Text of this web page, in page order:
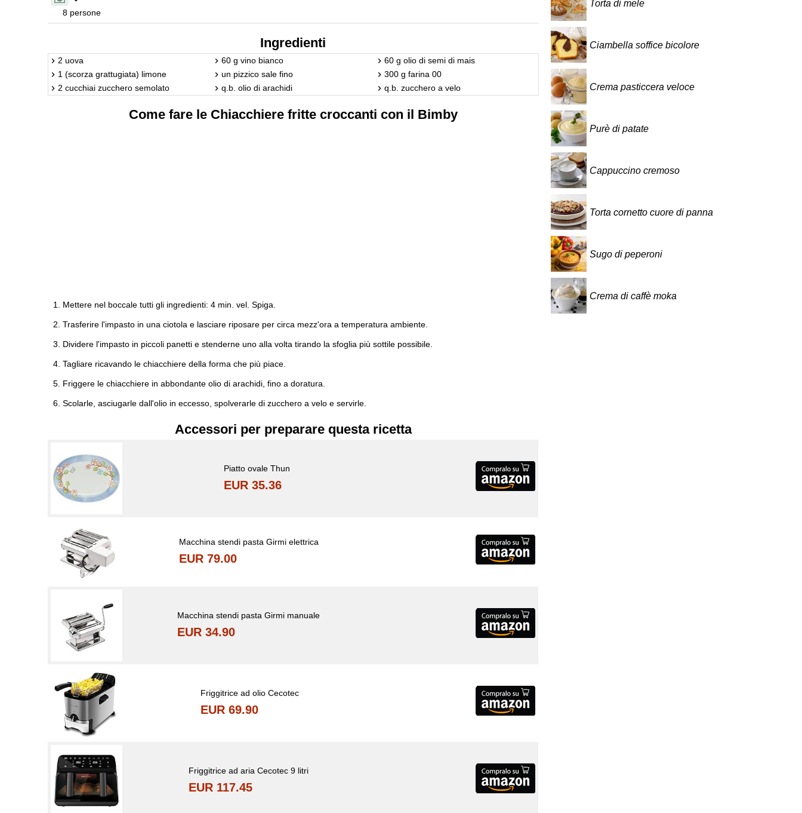
8 persone
Ingredienti
2 uova 60 g vino bianco
60 g olio di semi di mais
1 (scorza grattugiata) limone
un pizzico sale fino
300 g farina 00
2 cucchiai zucchero semolato
q.b. olio di arachidi q.b. zucchero a velo
Come fare le Chiacchiere fritte croccanti con il Bimby
Mettere nel boccale tutti gli ingredienti: 4 min. vel. Spiga.
Trasferire l'impasto in una ciotola e lasciare riposare per circa mezz'ora a temperatura ambiente.
Dividere l'impasto in piccoli panetti e stenderne uno alla volta tirando la sfoglia più sottile possibile.
Tagliare ricavando le chiacchiere della forma che più piace.
Friggere le chiacchiere in abbondante olio di arachidi, fino a doratura.
Scolarle, asciugarle dall'olio in eccesso, spolverarle di zucchero a velo e servirle.
Accessori per preparare questa ricetta
Piatto ovale Thun
EUR 35.36
Macchina stendi pasta Girmi elettrica
EUR 79.00
Macchina stendi pasta Girmi manuale
EUR 34.90
Friggitrice ad olio Cecotec
EUR 69.90
Friggitrice ad aria Cecotec 9 litri
EUR 117.45
Torta di mele
Ciambella soffice bicolore
Crema pasticcera veloce
Purè di patate
Cappuccino cremoso
Torta cornetto cuore di panna
Sugo di peperoni
Crema di caffè moka